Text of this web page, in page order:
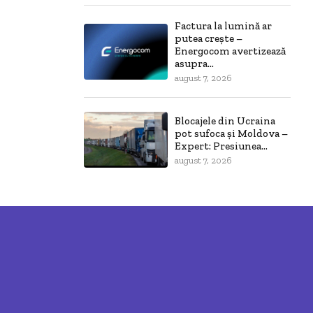
Factura la lumină ar
putea crește –
Energocom avertizează
asupra...
august 7, 2026
Blocajele din Ucraina
pot sufoca și Moldova –
Expert: Presiunea...
august 7, 2026